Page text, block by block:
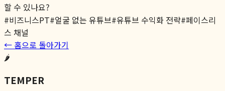
할 수 있나요?
#비즈니스PT#얼굴 없는 유튜브#유튜브 수익화 전략#페이스리
스 채널
← 홈으로 돌아가기
🌶️
TEMPER